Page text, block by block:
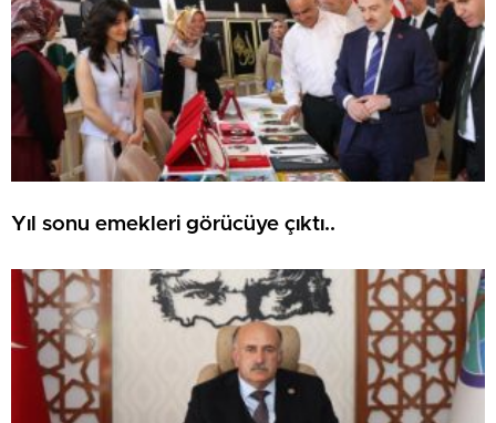
Yıl sonu emekleri görücüye çıktı..